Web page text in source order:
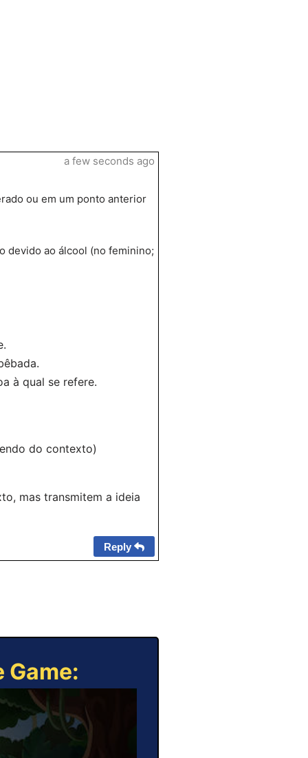
ou em um ponto anterior
devido ao álcool (no feminino;
à qual se refere.
do contexto)
mas transmitem a ideia
a few seconds ago
Reply